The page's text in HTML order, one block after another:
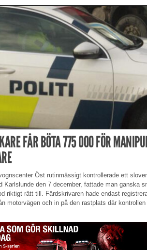
FÅR BÖTA 775 000 FÖR
Öst rutinmässigt kontrollerade ett
Karlslunde den 7 december, fattade man ganska
riktigt rätt till. Färdskrivaren hade endast
motorvägen och in på den rastplats där